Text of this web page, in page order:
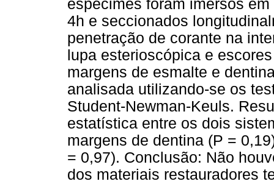
espécimes foram imersos
4h e seccionados
penetração de corante na
lupa esterioscópica e
margens de esmalte e
analisada utilizando-se os
Student-Newman-Keuls.
estatística entre os dois
margens de dentina (P =
= 0,97). Conclusão: Não
dos materiais restauradores